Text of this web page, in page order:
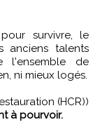
survivre, le
anciens talents
l'ensemble de
ni mieux logés.
(HCR))
à pourvoir.